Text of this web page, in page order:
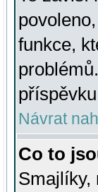
funkce,
Návrat
Co to
Smajlíky,